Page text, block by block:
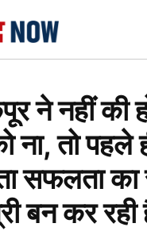
ने नहीं की
ना, तो
सफलता का
बन कर रही